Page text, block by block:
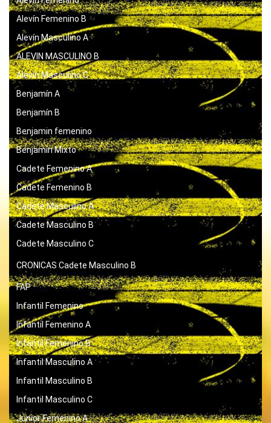
Alevín Femenino B
Alevín Masculino A
ALEVIN MASCULINO B
Alevín Masculino C
Benjamín A
Benjamín B
Benjamin femenino
Benjamín Mixto
Cadete Femenino A
Cadete Femenino B
Cadete Masculino A
Cadete Masculino B
Cadete Masculino C
CRONICAS Cadete Masculino B
FAP
Infantil Femenino
Infantil Femenino A
Infantil Femenino B
Infantil Masculino A
Infantil Masculino B
Infantil Masculino C
Junior Femenino A